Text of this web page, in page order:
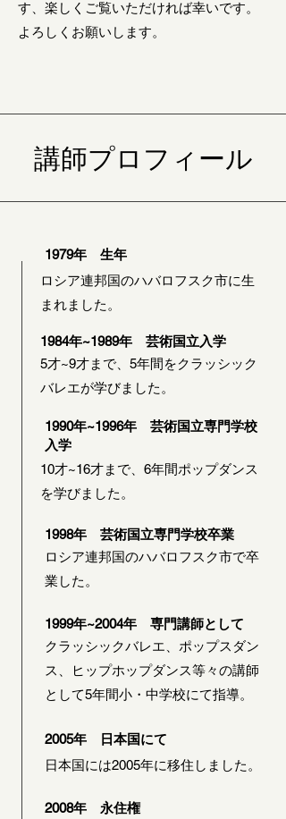
す、楽しくご覧いただければ幸いです。
よろしくお願いします。
​講師プロフィール
1979年 生年
ロシア連邦国のハバロフスク市に生
まれました。
1984年~1989年 芸術国立入学
5才~9才まで、5年間をクラッシック
バレエが学びました。
1990年~1996年 芸術国立専門学校
入学
10才~16才まで、6年間ポップダンス
を学びました。
1998年 芸術国立専門学校卒業
ロシア連邦国のハバロフスク市で卒
業した。
1999年~2004年 専門講師として
クラッシックバレエ、ポップスダン
ス、ヒップホップダンス等々の講師
として5年間小・中学校にて指導。
2005年 日本国にて
日本国には2005年に移住しました。
2008年 永住権